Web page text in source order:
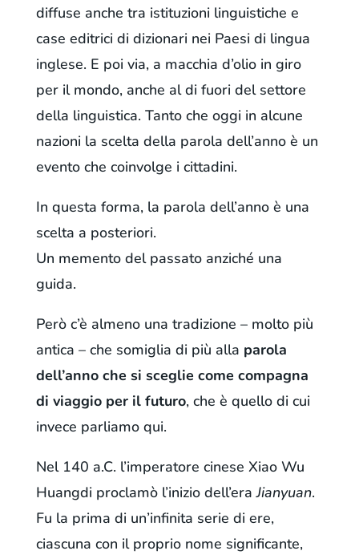
diffuse anche tra istituzioni linguistiche e
case editrici di dizionari nei Paesi di lingua
inglese. E poi via, a macchia d’olio in giro
per il mondo, anche al di fuori del settore
della linguistica. Tanto che oggi in alcune
nazioni la scelta della parola dell’anno è un
evento che coinvolge i cittadini.
In questa forma, la parola dell’anno è una
scelta a posteriori.
Un memento del passato anziché una
guida.
Però c’è almeno una tradizione – molto più
antica – che somiglia di più alla parola
dell’anno che si sceglie come compagna
di viaggio per il futuro, che è quello di cui
invece parliamo qui.
Nel 140 a.C. l’imperatore cinese Xiao Wu
Huangdi proclamò l’inizio dell’eraJianyuan.
Fu la prima di un’infinita serie di ere,
ciascuna con il proprio nome significante,